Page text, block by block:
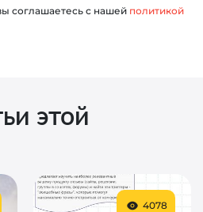
соглашаетесь с нашей политикой
этой
4078